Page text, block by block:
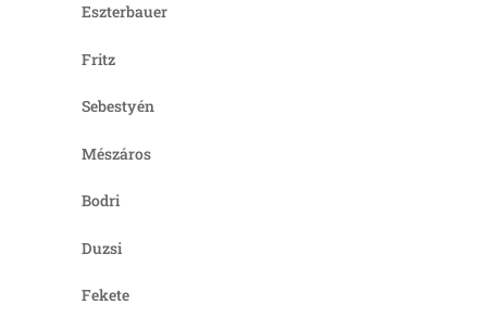
Eszterbauer
Fritz
Sebestyén
Mészáros
Bodri
Duzsi
Fekete